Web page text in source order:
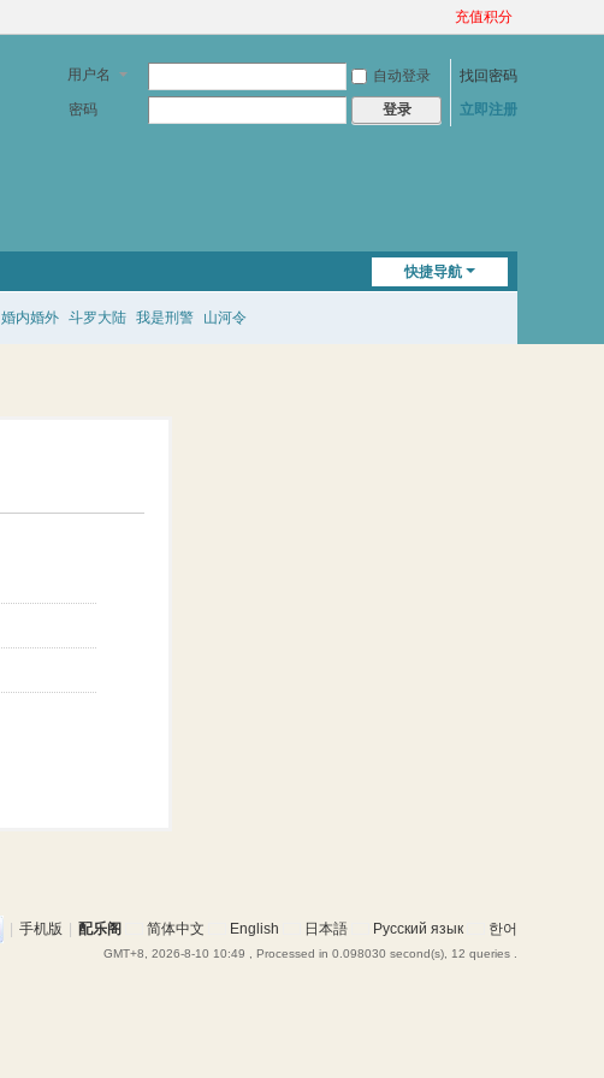
充值积分
用户名 自动登录
找回密码
密码
登录 立即注册
快捷导航
婚内婚外 斗罗大陆 我是刑警 山河令
| 手机版 | 配乐阁 简体中文 English 日本語 Русский язык 한어
GMT+8, 2026-8-10 10:49 , Processed in 0.098030 second(s), 12 queries .